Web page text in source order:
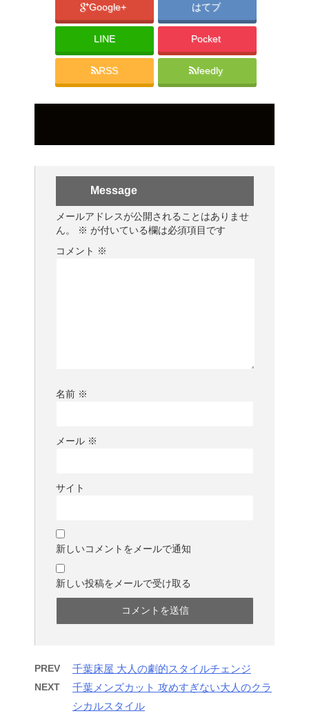
Google+ はてブ
LINE Pocket
RSS feedly
Message
メールアドレスが公開されることはありませ
ん。
※ が付いている欄は必須項目です
コメント ※
名前 ※
メール ※
サイト
新しいコメントをメールで通知
新しい投稿をメールで受け取る
PREV 千葉床屋 大人の劇的スタイルチェンジ
NEXT
千葉メンズカット 攻めすぎない大人のクラ
シカルスタイル